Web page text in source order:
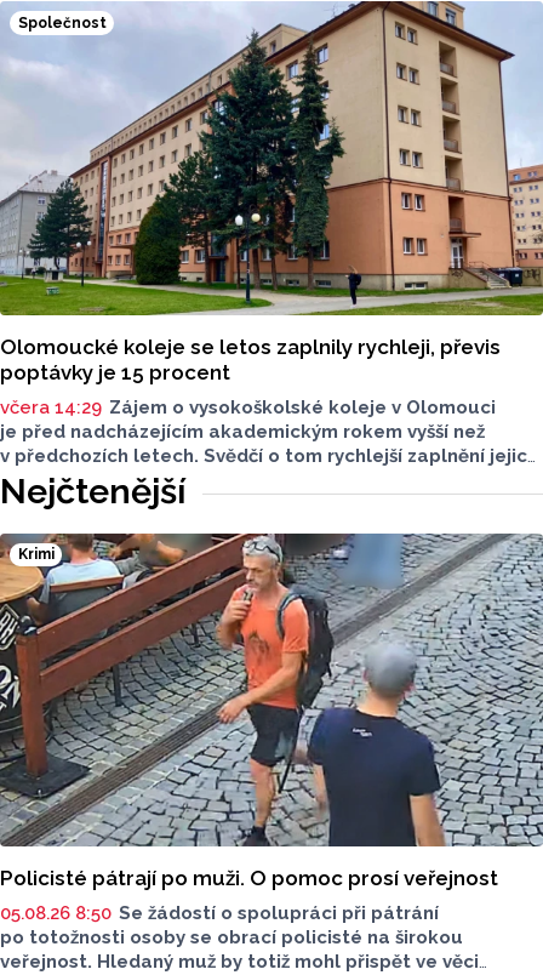
které v nich jsou. Vždy tomu tak ale nebylo.
Společnost
Olomoucké koleje se letos zaplnily rychleji, převis
poptávky je 15 procent
včera 14:29 Zájem o vysokoškolské koleje v Olomouci
je před nadcházejícím akademickým rokem vyšší než
v předchozích letech. Svědčí o tom rychlejší zaplnění jejich
kapacity. Letošní převis poptávky je asi 15 procent, řekl
ČTK mluvčí Univerzity Palackého (UP) v Olomouci Egon
Havrlant. Celková kapacita lůžek na kolejích je letos
zhruba 4300, o dalších přibližně 500 míst se tento počet
navýší příští rok po přestavbě bloku kolejí J. L. Fischera,
doplnil mluvčí.
Nejčtenější
Krimi
Policisté pátrají po muži. O pomoc prosí veřejnost
05.08.26 8:50 Se žádostí o spolupráci při pátrání
po totožnosti osoby se obrací policisté na širokou
veřejnost. Hledaný muž by totiž mohl přispět ve věci